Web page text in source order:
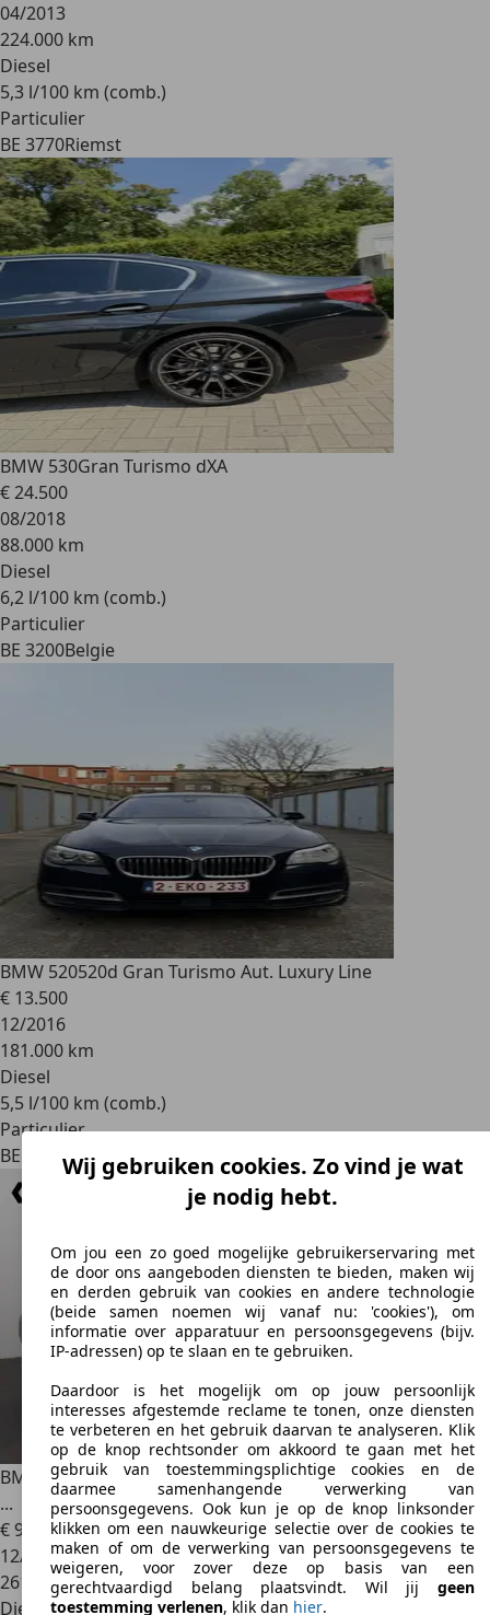
04/2013
224.000 km
Diesel
5,3 l/100 km (comb.)
Particulier
BE 3770Riemst
BMW 530Gran Turismo dXA
€ 24.500
08/2018
88.000 km
Diesel
6,2 l/100 km (comb.)
Particulier
BE 3200Belgie
BMW 520520d Gran Turismo Aut. Luxury Line
€ 13.500
12/2016
181.000 km
Diesel
5,5 l/100 km (comb.)
Particulier
BE 2650Edegem
BMW 520520d GT GRAN TURISMO - M PACK - NAVI - LEDER -
...
€ 9.995
12/2012
261.078 km
Diesel
Wij gebruiken cookies. Zo vind je wat
je nodig hebt.
Om jou een zo goed mogelijke gebruikerservaring met
de door ons aangeboden diensten te bieden, maken wij
en derden gebruik van cookies en andere technologie
(beide samen noemen wij vanaf nu: 'cookies'), om
informatie over apparatuur en persoonsgegevens (bijv.
IP-adressen) op te slaan en te gebruiken.
Daardoor is het mogelijk om op jouw persoonlijk
interesses afgestemde reclame te tonen, onze diensten
te verbeteren en het gebruik daarvan te analyseren. Klik
op de knop rechtsonder om akkoord te gaan met het
gebruik van toestemmingsplichtige cookies en de
daarmee samenhangende verwerking van
persoonsgegevens. Ook kun je op de knop linksonder
klikken om een nauwkeurige selectie over de cookies te
maken of om de verwerking van persoonsgegevens te
weigeren, voor zover deze op basis van een
gerechtvaardigd belang plaatsvindt. Wil jij geen
toestemming verlenen, klik dan hier.